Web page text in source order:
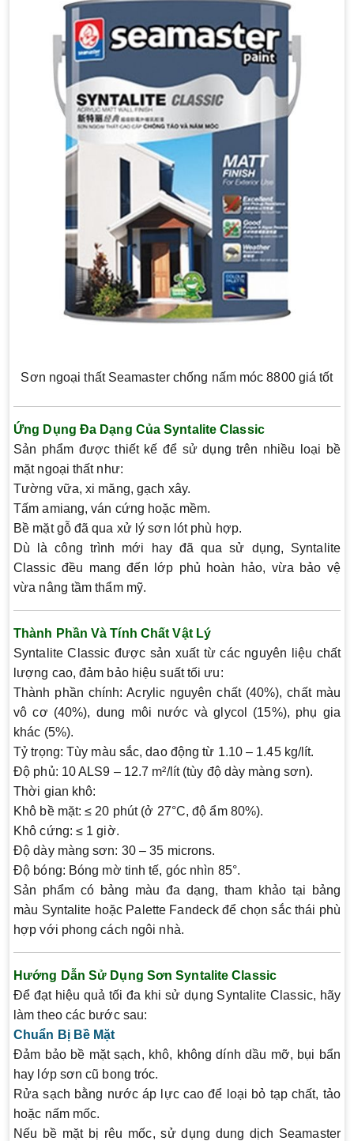
Sơn ngoại thất Seamaster chống nấm móc 8800 giá tốt
Ứng Dụng Đa Dạng Của Syntalite Classic
Sản phẩm được thiết kế để sử dụng trên nhiều loại bề
mặt ngoại thất như:
Tường vữa, xi măng, gạch xây.
Tấm amiang, ván cứng hoặc mềm.
Bề mặt gỗ đã qua xử lý sơn lót phù hợp.
Dù là công trình mới hay đã qua sử dụng, Syntalite
Classic đều mang đến lớp phủ hoàn hảo, vừa bảo vệ
vừa nâng tầm thẩm mỹ.
Thành Phần Và Tính Chất Vật Lý
Syntalite Classic được sản xuất từ các nguyên liệu chất
lượng cao, đảm bảo hiệu suất tối ưu:
Thành phần chính: Acrylic nguyên chất (40%), chất màu
vô cơ (40%), dung môi nước và glycol (15%), phụ gia
khác (5%).
Tỷ trọng: Tùy màu sắc, dao động từ 1.10 – 1.45 kg/lít.
Độ phủ: 10 ALS9 – 12.7 m²/lít (tùy độ dày màng sơn).
Thời gian khô:
Khô bề mặt: ≤ 20 phút (ở 27°C, độ ẩm 80%).
Khô cứng: ≤ 1 giờ.
Độ dày màng sơn: 30 – 35 microns.
Độ bóng: Bóng mờ tinh tế, góc nhìn 85°.
Sản phẩm có bảng màu đa dạng, tham khảo tại bảng
màu Syntalite hoặc Palette Fandeck để chọn sắc thái phù
hợp với phong cách ngôi nhà.
Hướng Dẫn Sử Dụng Sơn Syntalite Classic
Để đạt hiệu quả tối đa khi sử dụng Syntalite Classic, hãy
làm theo các bước sau:
Chuẩn Bị Bề Mặt
Đảm bảo bề mặt sạch, khô, không dính dầu mỡ, bụi bẩn
hay lớp sơn cũ bong tróc.
Rửa sạch bằng nước áp lực cao để loại bỏ tạp chất, tảo
hoặc nấm mốc.
Nếu bề mặt bị rêu mốc, sử dụng dung dịch Seamaster